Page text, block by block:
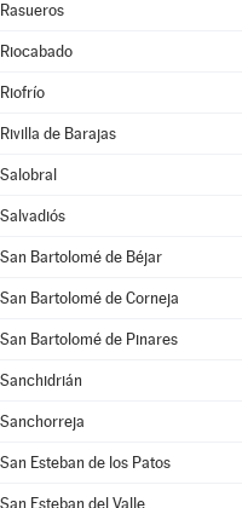
Rasueros
Riocabado
Riofrío
Rivilla de Barajas
Salobral
Salvadiós
San Bartolomé de Béjar
San Bartolomé de Corneja
San Bartolomé de Pinares
Sanchidrián
Sanchorreja
San Esteban de los Patos
San Esteban del Valle